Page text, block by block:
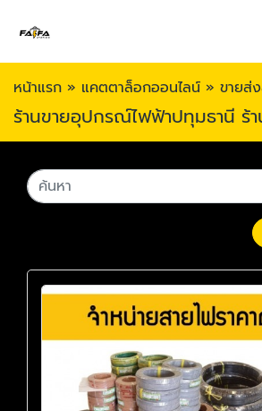
หน้าแรก » แคตตาล็อกออนไลน์ » ขายส่
ร้านขายอุปกรณ์ไฟฟ้าปทุมธานี ร้